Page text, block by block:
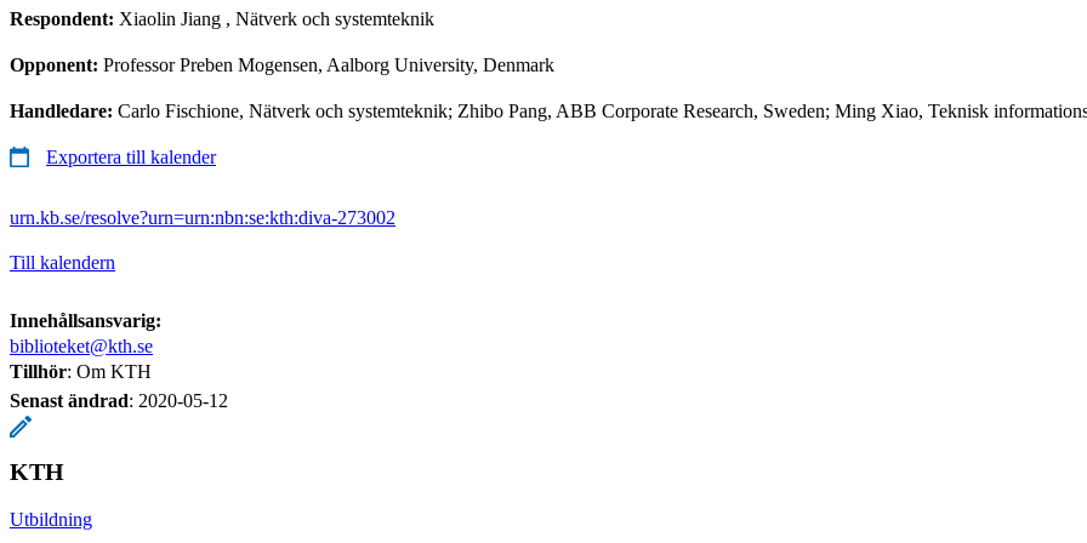
Respondent: Xiaolin Jiang , Nätverk och systemteknik
Opponent: Professor Preben Mogensen, Aalborg University, Denmark
Handledare: Carlo Fischione, Nätverk och systemteknik; Zhibo Pang, ABB Corporate Research, Sweden; Ming Xiao, Teknisk
Exportera till kalender
urn.kb.se/resolve?urn=urn:nbn:se:kth:diva-273002
Till kalendern
Innehållsansvarig:
biblioteket@kth.se
Tillhör: Om KTH
Senast ändrad: 2020-05-12
KTH
Utbildning